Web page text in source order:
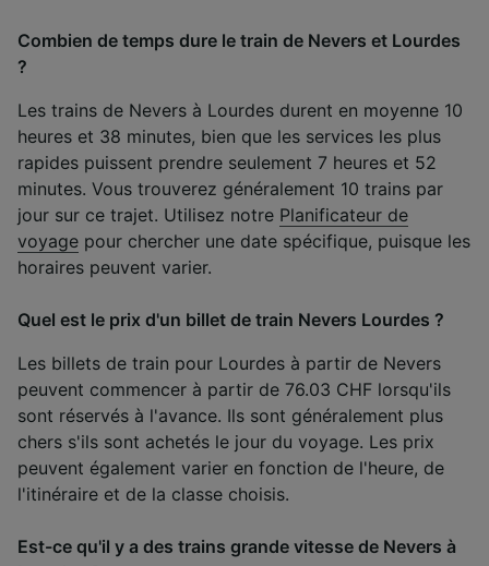
Combien de temps dure le train de Nevers et Lourdes
?
Les trains de Nevers à Lourdes durent en moyenne 10
heures et 38 minutes, bien que les services les plus
rapides puissent prendre seulement 7 heures et 52
minutes. Vous trouverez généralement 10 trains par
jour sur ce trajet. Utilisez notre Planificateur de
voyage pour chercher une date spécifique, puisque les
horaires peuvent varier.
Quel est le prix d'un billet de train Nevers Lourdes ?
Les billets de train pour Lourdes à partir de Nevers
peuvent commencer à partir de 76.03 CHF lorsqu'ils
sont réservés à l'avance. Ils sont généralement plus
chers s'ils sont achetés le jour du voyage. Les prix
peuvent également varier en fonction de l'heure, de
l'itinéraire et de la classe choisis.
Est-ce qu'il y a des trains grande vitesse de Nevers à